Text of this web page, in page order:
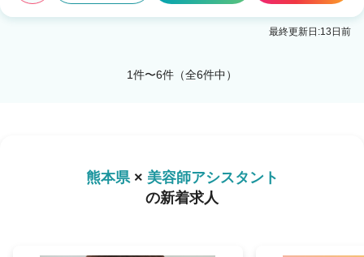
最終更新日:13日前
1件〜6件（全6件中）
熊本県× 美容師アシスタント
の新着求人